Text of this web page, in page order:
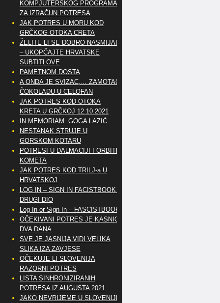
KOMPJUTERSKOG PROGRAMA
ZA IZRAČUN POTRESA
JAK POTRES U MORU KOD
GRČKOG OTOKA CRETA
ŽELITE LI SE DOBRO NASMIJATI
– UKOPČAJTE HRVATSKE
SUBTITLOVE
PAMETNOM DOSTA
A ONDA JE SVIZAC,… ZAMOTAO
ČOKOLADU U CELOFAN
JAK POTRES KOD OTOKA
KRETA U GRČKOJ 12.10.2021
IN MEMORIAM: GOGA LAZIĆ
NESTANAK STRUJE U
GORSKOM KOTARU
POTRESI U DALMACIJI I ORBITE
KOMETA
JAK POTRES KOD TRILJ-a U
HRVATSKOJ
LOG IN – SIGN IN FACISTBOOK –
DRUGI DIO
Log In or Sign In – FASCISTBOOK
OČEKIVANI POTRES JE KASNIO
DVA DANA
SVE JE JASNIJA VIDI VELIKA
SLIKA IZA ZAVJESE
OČEKUJE LI SLOVENIJA
RAZORNI POTRES
LISTA SINHRONIZIRANIH
POTRESA IZ AUGUSTA 2021
JAKO NEVRIJEME U SLOVENIJI